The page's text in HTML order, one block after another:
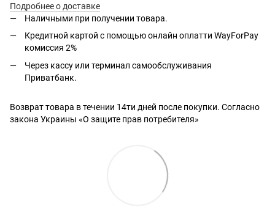
Подробнее о доставке
Наличными при получении товара.
Кредитной картой с помощьюонлайн оплатти WayForPay
комиссия 2%
Через кассу или терминал самообслуживания
Приватбанк.
Возврат товара в течении 14ти дней после покупки. Согласно
закона Украины «О защите прав потребителя»